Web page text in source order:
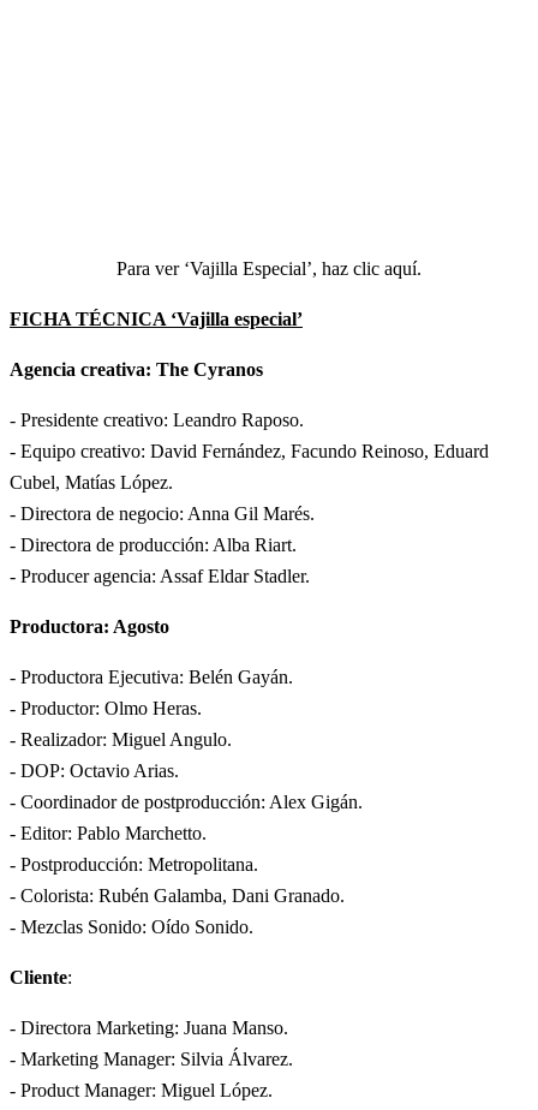
Para ver ‘Vajilla Especial’, haz clic aquí.
FICHA TÉCNICA ‘Vajilla especial’
Agencia creativa: The Cyranos
- Presidente creativo: Leandro Raposo.
- Equipo creativo: David Fernández, Facundo Reinoso, Eduard
Cubel, Matías López.
- Directora de negocio: Anna Gil Marés.
- Directora de producción: Alba Riart.
- Producer agencia: Assaf Eldar Stadler.
Productora: Agosto
- Productora Ejecutiva: Belén Gayán.
- Productor: Olmo Heras.
- Realizador: Miguel Angulo.
- DOP: Octavio Arias.
- Coordinador de postproducción: Alex Gigán.
- Editor: Pablo Marchetto.
- Postproducción: Metropolitana.
- Colorista: Rubén Galamba, Dani Granado.
- Mezclas Sonido: Oído Sonido.
Cliente:
- Directora Marketing: Juana Manso.
- Marketing Manager: Silvia Álvarez.
- Product Manager: Miguel López.